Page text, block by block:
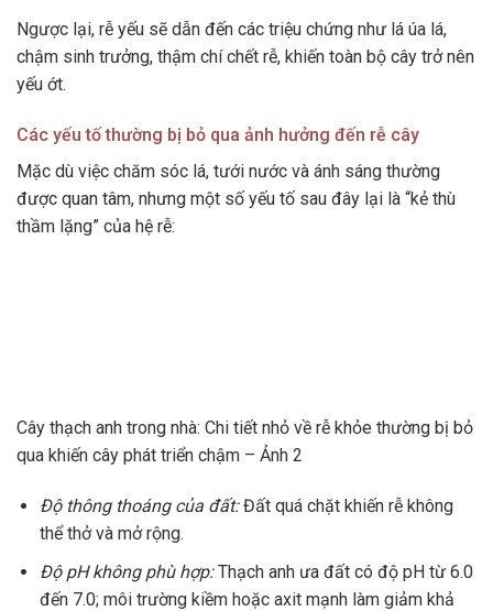
Ngược lại, rễ yếu sẽ dẫn đến các triệu chứng như lá úa lá,
chậm sinh trưởng, thậm chí chết rễ, khiến toàn bộ cây trở nên
yếu ớt.
Các yếu tố thường bị bỏ qua ảnh hưởng đến rễ cây
Mặc dù việc chăm sóc lá, tưới nước và ánh sáng thường
được quan tâm, nhưng một số yếu tố sau đây lại là “kẻ thù
thầm lặng” của hệ rễ:
Cây thạch anh trong nhà: Chi tiết nhỏ về rễ khỏe thường bị bỏ
qua khiến cây phát triển chậm – Ảnh 2
Độ thông thoáng của đất:Đất quá chặt khiến rễ không
thể thở và mở rộng.
Độ pH không phù hợp:Thạch anh ưa đất có độ pH từ 6.0
đến 7.0; môi trường kiềm hoặc axit mạnh làm giảm khả